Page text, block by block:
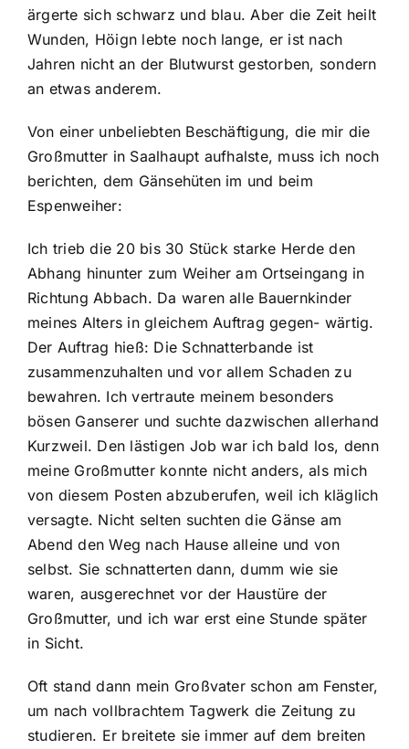
ärgerte sich schwarz und blau. Aber die Zeit heilt
Wunden, Höign lebte noch lange, er ist nach
Jahren nicht an der Blutwurst gestorben, sondern
an etwas anderem.
Von einer unbeliebten Beschäftigung, die mir die
Großmutter in Saalhaupt aufhalste, muss ich noch
berichten, dem Gänsehüten im und beim
Espenweiher:
Ich trieb die 20 bis 30 Stück starke Herde den
Abhang hinunter zum Weiher am Ortseingang in
Richtung Abbach. Da waren alle Bauernkinder
meines Alters in gleichem Auftrag gegen- wärtig.
Der Auftrag hieß: Die Schnatterbande ist
zusammenzuhalten und vor allem Schaden zu
bewahren. Ich vertraute meinem besonders
bösen Ganserer und suchte dazwischen allerhand
Kurzweil. Den lästigen Job war ich bald los, denn
meine Großmutter konnte nicht anders, als mich
von diesem Posten abzuberufen, weil ich kläglich
versagte. Nicht selten suchten die Gänse am
Abend den Weg nach Hause alleine und von
selbst. Sie schnatterten dann, dumm wie sie
waren, ausgerechnet vor der Haustüre der
Großmutter, und ich war erst eine Stunde später
in Sicht.
Oft stand dann mein Großvater schon am Fenster,
um nach vollbrachtem Tagwerk die Zeitung zu
studieren. Er breitete sie immer auf dem breiten